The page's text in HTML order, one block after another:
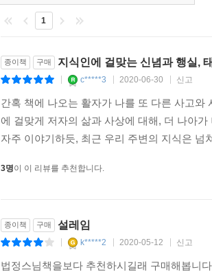
1
종이책 구매 지식인에 걸맞는 신념과 행실,
c*****3 2020-06-30 신고
간혹 책에 나오는 활자가 나를 또 다른 사고
에 걸맞게 저자의 삶과 사상에 대해, 더 나아
자주 이야기하듯, 최근 우리 주변의 지식은
3명이 이 리뷰를 추천합니다.
종이책 구매 설레임
k*****2 2020-05-12 신고
법정스님책을보다 추천하시길래 구매해봅니